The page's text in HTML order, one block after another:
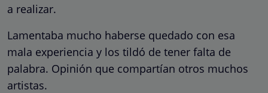
a realizar.
Lamentaba mucho haberse quedado con esa
mala experiencia y los tildó de tener falta de
palabra. Opinión que compartían otros muchos
artistas.